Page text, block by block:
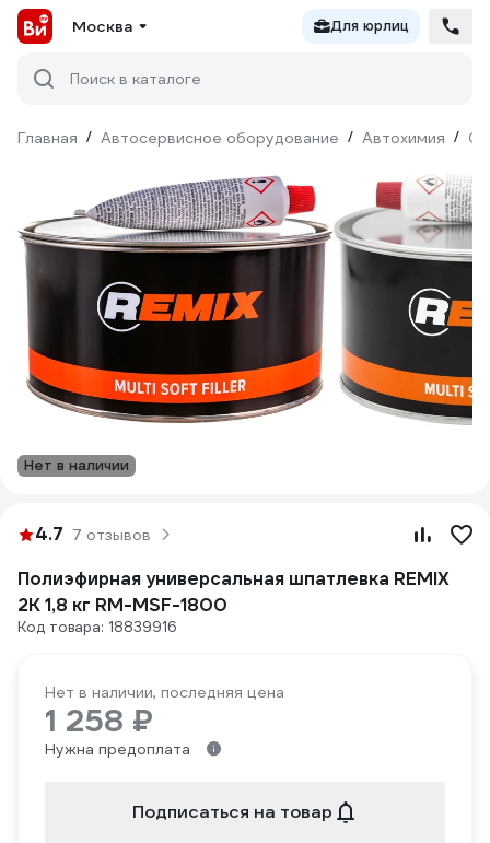
Москва Для юрлиц
Поиск в каталоге
Главная / Автосервисное оборудование / Автохимия /
Нет в наличии
4.7 7 отзывов
Полиэфирная универсальная шпатлевка REMIX
2К 1,8 кг RM-MSF-1800
Код товара: 18839916
Нет в наличии, последняя цена
1 258 ₽
Нужна предоплата
Подписаться на товар